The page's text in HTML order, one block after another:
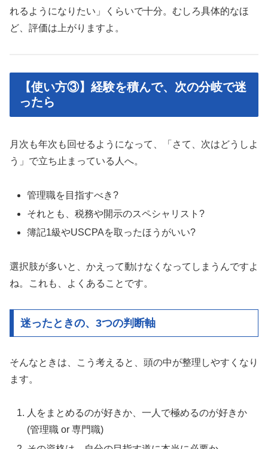
れるようになりたい」くらいで十分。むしろ具体的なほ
ど、評価は上がりますよ。
【使い方③】経験を積んで、次の分岐で迷
ったら
月次も年次も回せるようになって、「さて、次はどうしよ
う」で立ち止まっている人へ。
管理職を目指すべき?
それとも、税務や開示のスペシャリスト?
簿記1級やUSCPAを取ったほうがいい?
選択肢が多いと、かえって動けなくなってしまうんですよ
ね。これも、よくあることです。
迷ったときの、3つの判断軸
そんなときは、こう考えると、頭の中が整理しやすくなり
ます。
人をまとめるのが好きか、一人で極めるのが好きか
(管理職 or 専門職)